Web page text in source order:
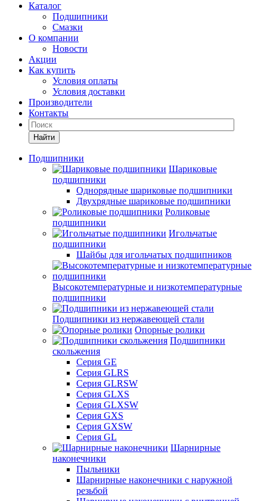
Каталог
Подшипники
Смазки
О компании
Новости
Акции
Как купить
Условия оплаты
Условия доставки
Производители
Контакты
Найти
Подшипники
Шариковые
подшипники
Однорядные шариковые подшипники
Двухрядные шариковые подшипники
Роликовые
подшипники
Игольчатые
подшипники
Шайбы для игольчатых подшипников
Высокотемпературные и низкотемпературные
подшипники
Подшипники из нержавеющей стали
Опорные ролики
Подшипники
скольжения
Серия GE
Серия GLRS
Серия GLRSW
Серия GLXS
Серия GLXSW
Серия GXS
Серия GXSW
Серия GL
Шарнирные
наконечники
Пыльники
Шарнирные наконечники с наружной
резьбой